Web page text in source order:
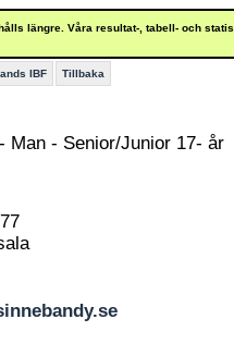
längre. Våra resultat-, tabell- och
IBF Tillbaka
Man - Senior/Junior 17- år